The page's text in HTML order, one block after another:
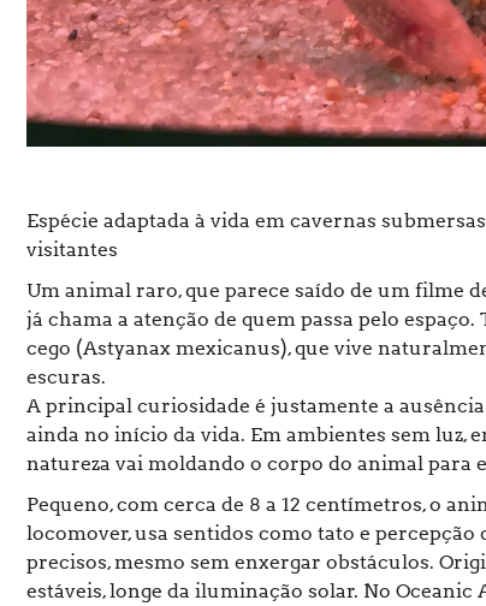
Espécie adaptada à vida em cavernas
visitantes
Um animal raro, que parece saído de um filme
já chama a atenção de quem passa pelo
cego (Astyanax mexicanus), que vive
escuras.
A principal curiosidade é justamente a ausência
ainda no início da vida. Em ambientes sem luz,
natureza vai moldando o corpo do animal para
Pequeno, com cerca de 8 a 12 centímetros, o
locomover, usa sentidos como tato e
precisos, mesmo sem enxergar obstáculos.
estáveis, longe da iluminação solar. No